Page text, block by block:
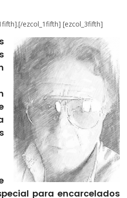
ezcol_1fifth] [ezcol_3fifth]
para encarcelados